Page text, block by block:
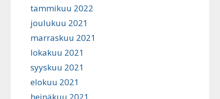
tammikuu 2022
joulukuu 2021
marraskuu 2021
lokakuu 2021
syyskuu 2021
elokuu 2021